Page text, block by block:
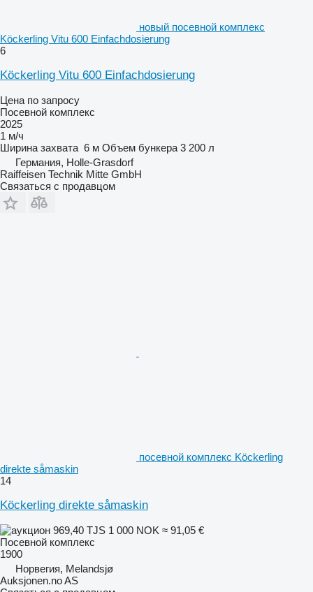
новый посевной комплекс
Köckerling Vitu 600 Einfachdosierung
6
Köckerling Vitu 600 Einfachdosierung
Цена по запросу
Посевной комплекс
2025
1 м/ч
Ширина захвата 6 м Объем бункера 3 200 л
Германия, Holle-Grasdorf
Raiffeisen Technik Mitte GmbH
Связаться с продавцом
посевной комплекс Köckerling
direkte såmaskin
14
Köckerling direkte såmaskin
969,40 TJS 1 000 NOK ≈ 91,05 €
Посевной комплекс
1900
Норвегия, Melandsjø
Auksjonen.no AS